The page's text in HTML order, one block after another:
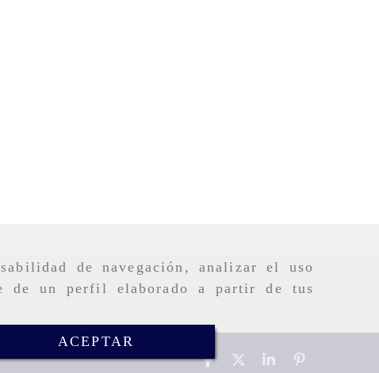
de navegación, analizar el uso
de un perfil elaborado a partir de tus
ACEPTAR